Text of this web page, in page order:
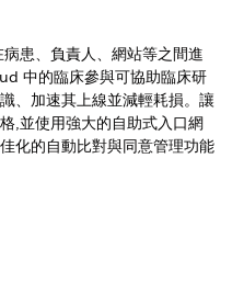
患、負責人、網站等之間進
中的臨床參與可協助臨床研
、加速其上線並減輕耗損。讓
,並使用強大的自助式入口網
化的自動比對與同意管理功能
含「適用於客戶參與的生命科